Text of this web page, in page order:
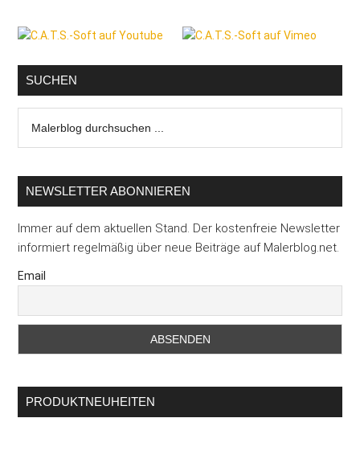
Seitenspalte
SUCHEN
durchsuchen
NEWSLETTER ABONNIEREN
Immer auf dem aktuellen Stand. Der kostenfreie Newsletter
informiert regelmäßig über neue Beiträge auf Malerblog.net.
Email
PRODUKTNEUHEITEN